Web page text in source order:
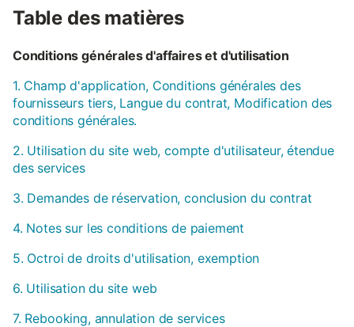
Table des matières
Conditions générales d'affaires et d'utilisation
1. Champ d'application, Conditions générales des
fournisseurs tiers, Langue du contrat, Modification des
conditions générales.
2. Utilisation du site web, compte d'utilisateur, étendue
des services
3. Demandes de réservation, conclusion du contrat
4. Notes sur les conditions de paiement
5. Octroi de droits d'utilisation, exemption
6. Utilisation du site web
7. Rebooking, annulation de services